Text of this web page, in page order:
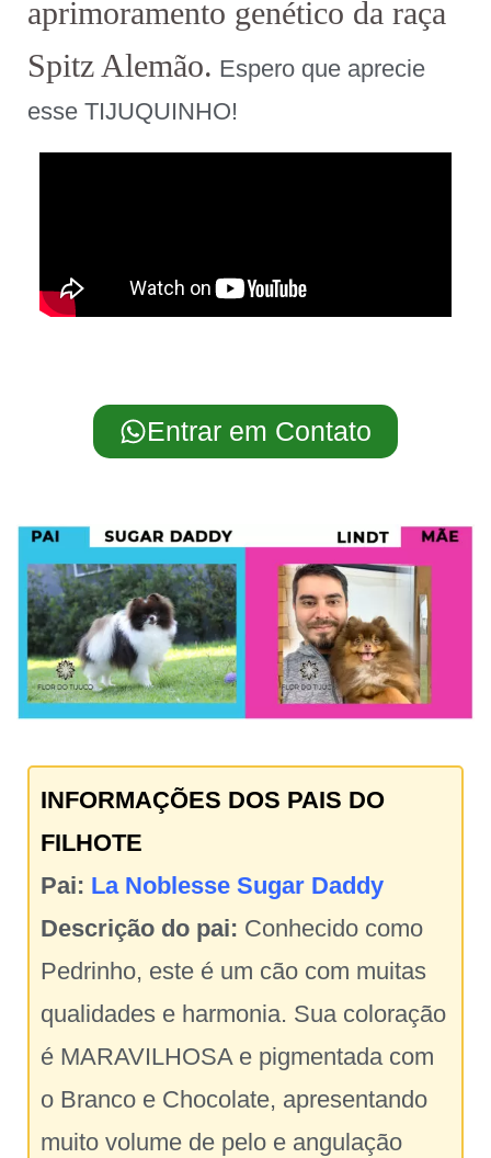
aprimoramento genético da raça
Spitz Alemão. Espero que aprecie
esse TIJUQUINHO!
Entrar em Contato
INFORMAÇÕES DOS PAIS DO
FILHOTE
Pai: La Noblesse Sugar Daddy
Descrição do pai: Conhecido como
Pedrinho, este é um cão com muitas
qualidades e harmonia. Sua coloração
é MARAVILHOSA e pigmentada com
o Branco e Chocolate, apresentando
muito volume de pelo e angulação